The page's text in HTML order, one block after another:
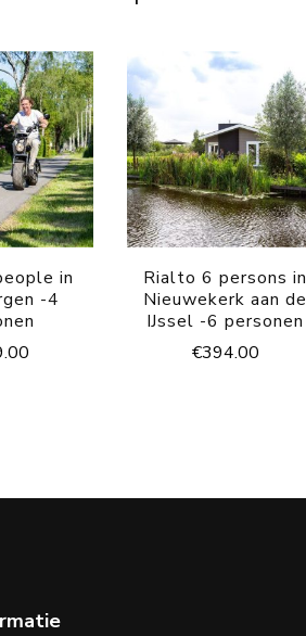
in
-4
Rialto 6 persons in
Nieuwekerk aan de
IJssel -6 personen
€394.00